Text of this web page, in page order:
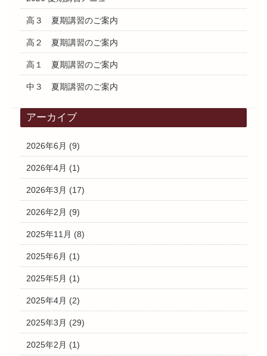
高３ 夏期講習のご案内
高２ 夏期講習のご案内
高１ 夏期講習のご案内
中３ 夏期講習のご案内
アーカイブ
2026年6月 (9)
2026年4月 (1)
2026年3月 (17)
2026年2月 (9)
2025年11月 (8)
2025年6月 (1)
2025年5月 (1)
2025年4月 (2)
2025年3月 (29)
2025年2月 (1)